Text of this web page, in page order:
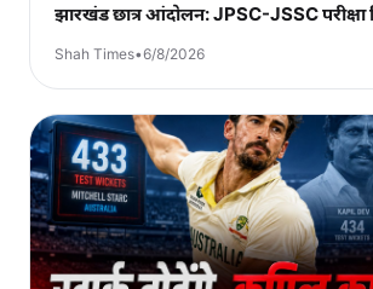
झारखंड छात्र आंदोलन: JPSC-JSSC परीक्षा
Shah Times•6/8/2026